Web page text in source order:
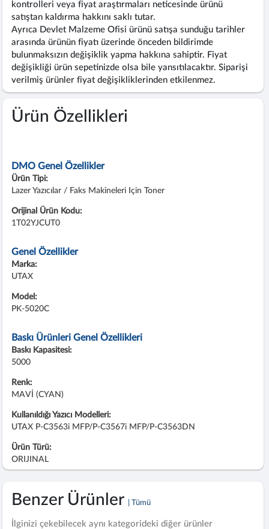
kontrolleri veya fiyat araştırmaları neticesinde ürünü
satıştan kaldırma hakkını saklı tutar.
Ayrıca Devlet Malzeme Ofisi ürünü satışa sunduğu tarihler
arasında ürünün fiyatı üzerinde önceden bildirimde
bulunmaksızın değişiklik yapma hakkına sahiptir. Fiyat
değişikliği ürün sepetinizde olsa bile yansıtılacaktır. Siparişi
verilmiş ürünler fiyat değişikliklerinden etkilenmez.
Ürün Özellikleri
DMO Genel Özellikler
Ürün Tipi:
Lazer Yazıcılar / Faks Makineleri Için Toner
Orijinal Ürün Kodu:
1T02YJCUT0
Genel Özellikler
Marka:
UTAX
Model:
PK-5020C
Baskı Ürünleri Genel Özellikleri
Baskı Kapasitesi:
5000
Renk:
MAVİ (CYAN)
Kullanıldığı Yazıcı Modelleri:
UTAX P-C3563i MFP/P-C3567i MFP/P-C3563DN
Ürün Türü:
ORIJINAL
Benzer Ürünler | Tümü
İlginizi çekebilecek aynı kategorideki diğer ürünler